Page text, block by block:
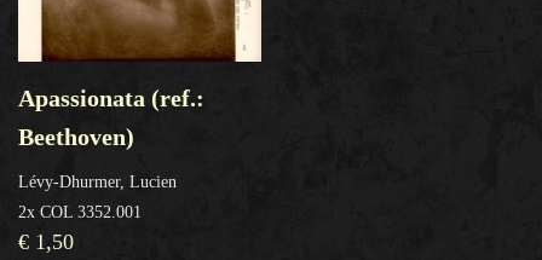
Apassionata (ref.:
Beethoven)
Lévy-Dhurmer, Lucien
2x COL 3352.001
€ 1,50